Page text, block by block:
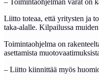
Liitto toteaa, että yritysten ja
taka-alalle. Kilpailussa
Toimintaohjelma on
asettamista
– Liitto kiinnittää myös